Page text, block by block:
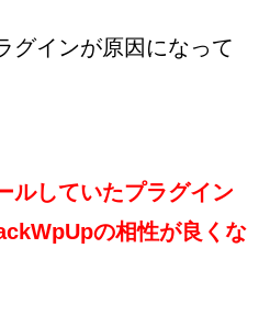
グインが原因になって
ルしていたプラグイン
の相性が良くな